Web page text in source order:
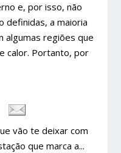
e, por isso, não
definidas, a maioria
algumas regiões que
calor. Portanto, por
vão te deixar com
que marca a...